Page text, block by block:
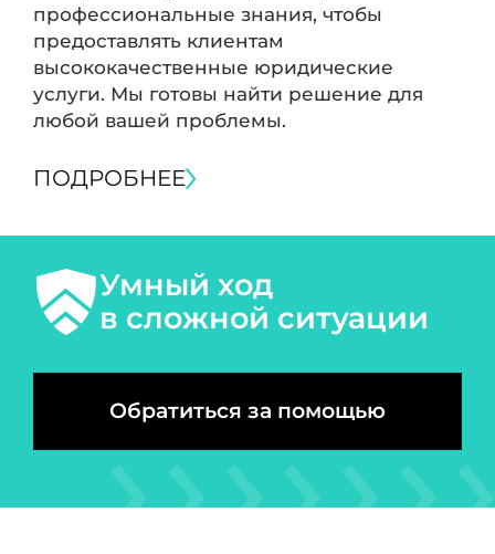
профессиональные знания, чтобы
предоставлять клиентам
высококачественные юридические
услуги. Мы готовы найти решение для
любой вашей проблемы.
ПОДРОБНЕЕ
Умный ход
в сложной ситуации
Обратиться за помощью